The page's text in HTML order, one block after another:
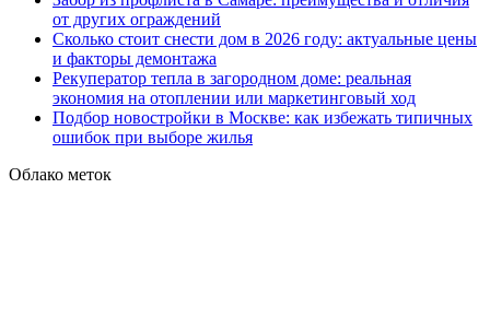
от других ограждений
Сколько стоит снести дом в 2026 году: актуальные цены
и факторы демонтажа
Рекуператор тепла в загородном доме: реальная
экономия на отоплении или маркетинговый ход
Подбор новостройки в Москве: как избежать типичных
ошибок при выборе жилья
Облако меток